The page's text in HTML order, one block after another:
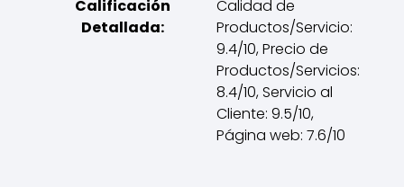
Calificación
Detallada:
Calidad de
Productos/Servicio:
9.4/10, Precio de
Productos/Servicios:
8.4/10, Servicio al
Cliente: 9.5/10,
Página web: 7.6/10